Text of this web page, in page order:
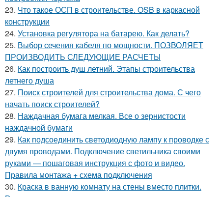
23. Что такое ОСП в строительстве. OSB в каркасной
конструкции
24. Установка регулятора на батарею. Как делать?
25. Выбор сечения кабеля по мощности. ПОЗВОЛЯЕТ
ПРОИЗВОДИТЬ СЛЕДУЮЩИЕ РАСЧЕТЫ
26. Как построить душ летний. Этапы строительства
летнего душа
27. Поиск строителей для строительства дома. С чего
начать поиск строителей?
28. Наждачная бумага мелкая. Все о зернистости
наждачной бумаги
29. Как подсоединить светодиодную лампу к проводке с
двумя проводами. Подключение светильника своими
руками — пошаговая инструкция с фото и видео.
Правила монтажа + схема подключения
30. Краска в ванную комнату на стены вместо плитки.